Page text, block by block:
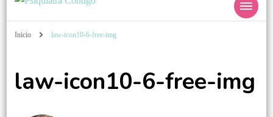
Psiquiatra
Contigo
Inicio law-icon10-6-free-img
law-icon10-6-free-img